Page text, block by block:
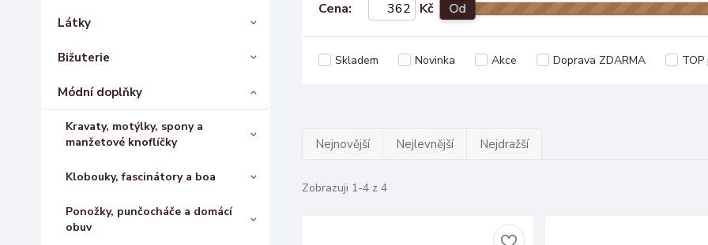
Látky
Bižuterie
Módní doplňky
Kravaty, motýlky, spony a
manžetové knoflíčky
Klobouky, fascinátory a boa
Ponožky, punčocháče a domácí
obuv
Cena: Kč Od
Skladem Novinka Akce Doprava ZDARMA
Nejnovější Nejlevnější Nejdražší
Zobrazuji 1-4 z 4